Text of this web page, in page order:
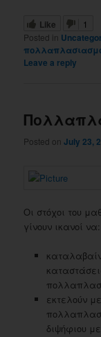
Like
1
Posted in
Leave a reply
Posted onJuly 23,
Οι στόχοι του
γίνουν ικανοί να:
εκτελούν
διψήφιου